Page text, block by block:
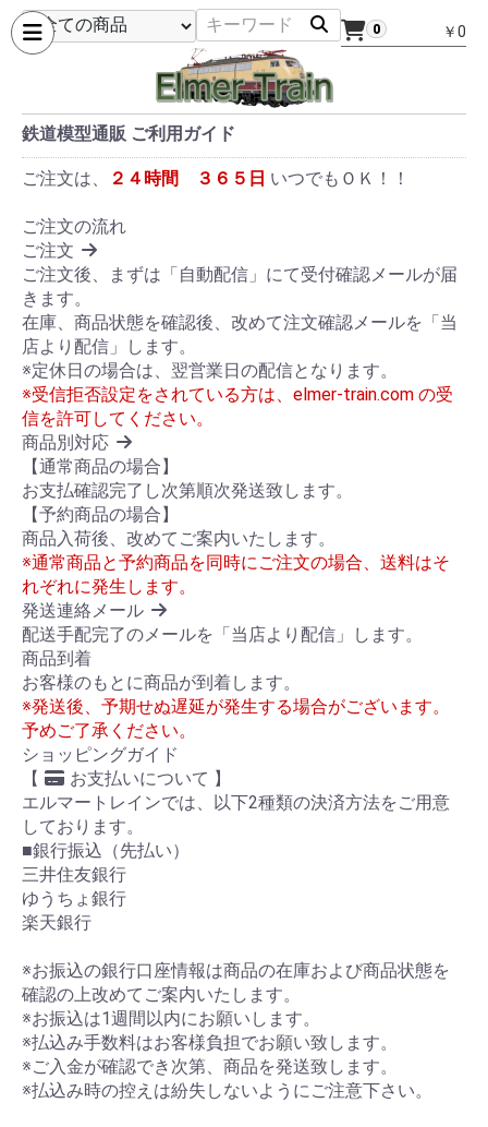
0 ￥0
鉄道模型通販 ご利用ガイド
ご注文は、 ２４時間 ３６５日 いつでもＯＫ！！
ご注文の流れ
ご注文
ご注文後、まずは「自動配信」にて受付確認メールが届
きます。
在庫、商品状態を確認後、改めて注文確認メールを「当
店より配信」します。
※定休日の場合は、翌営業日の配信となります。
※受信拒否設定をされている方は、elmer-train.com の受
信を許可してください。
商品別対応
【通常商品の場合】
お支払確認完了し次第順次発送致します。
【予約商品の場合】
商品入荷後、改めてご案内いたします。
※通常商品と予約商品を同時にご注文の場合、送料はそ
れぞれに発生します。
発送連絡メール
配送手配完了のメールを「当店より配信」します。
商品到着
お客様のもとに商品が到着します。
※発送後、予期せぬ遅延が発生する場合がございます。
予めご了承ください。
ショッピングガイド
【
お支払いについて 】
エルマートレインでは、以下2種類の決済方法をご用意
しております。
■銀行振込（先払い）
三井住友銀行
ゆうちょ銀行
楽天銀行
※お振込の銀行口座情報は商品の在庫および商品状態を
確認の上改めてご案内いたします。
※お振込は1週間以内にお願いします。
※払込み手数料はお客様負担でお願い致します。
※ご入金が確認でき次第、商品を発送致します。
※払込み時の控えは紛失しないようにご注意下さい。